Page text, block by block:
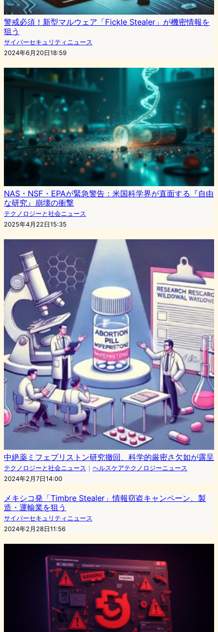
警戒必須！新型マルウェア「Fickle Stealer」が機密情報を
狙う
サイバーセキュリティニュース
2024年6月20日18:59
NAS・NSF・EPAが緊急警告：米国科学界が直面する『自由
な研究』崩壊の衝撃
テクノロジーと社会ニュース
2025年4月22日15:35
中絶薬ミフェプリストン研究撤回、科学的厳密さ欠如が露呈
テクノロジーと社会ニュース ｜ ヘルスケアテクノロジーニュース
2024年2月7日14:00
メキシコ発「Timbre Stealer」情報窃盗キャンペーン、製
造・運輸業を狙う
サイバーセキュリティニュース
2024年2月28日11:56